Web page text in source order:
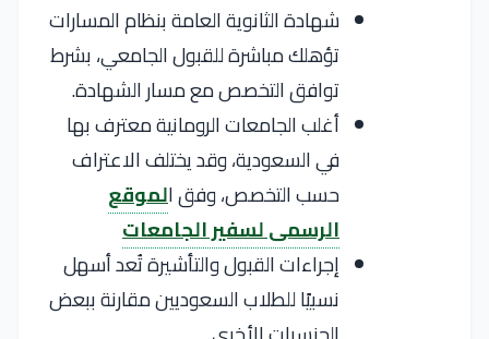
شهادة الثانوية العامة بنظام المسارات
تؤهلك مباشرة للقبول الجامعي، بشرط
توافق التخصص مع مسار الشهادة.
أغلب الجامعات الرومانية معترف بها
في السعودية، وقد يختلف الاعتراف
حسب التخصص، وفق الموقع
الرسمى لسفير الجامعات
إجراءات القبول والتأشيرة تُعد أسهل
نسبيًا للطلاب السعوديين مقارنة ببعض